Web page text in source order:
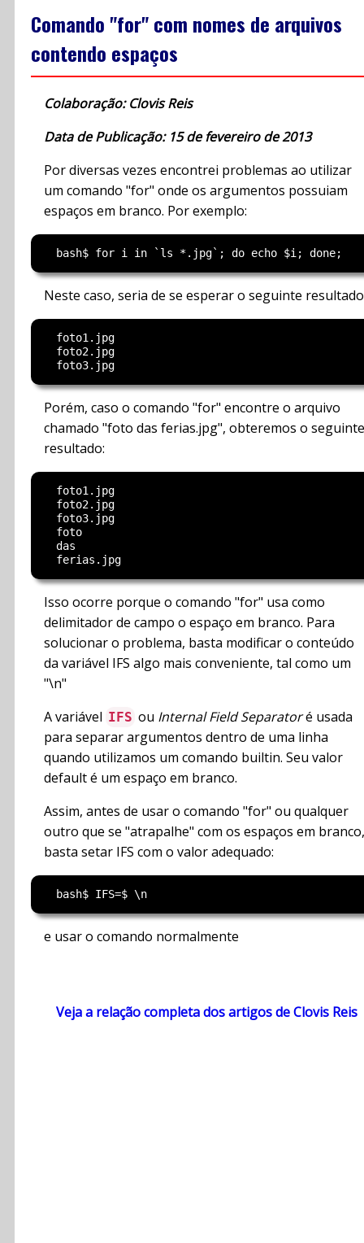
Comando "for" com nomes de arquivos
contendo espaços
Colaboração: Clovis Reis
Data de Publicação: 15 de fevereiro de 2013
Por diversas vezes encontrei problemas ao utilizar
um comando "for" onde os argumentos possuiam
espaços em branco. Por exemplo:
Neste caso, seria de se esperar o seguinte
  foto1.jpg
  foto2.jpg
Porém, caso o comando "for" encontre o arquivo
chamado "foto das ferias.jpg", obteremos o seguinte
resultado:
  foto1.jpg
  foto2.jpg
  foto3.jpg
  foto
  das
Isso ocorre porque o comando "for" usa como
delimitador de campo o espaço em branco. Para
solucionar o problema, basta modificar o conteúdo
da variável IFS algo mais conveniente, tal como um
"\n"
A variável IFS ou Internal Field Separatoré usada
para separar argumentos dentro de uma linha
quando utilizamos um comando builtin. Seu valor
default é um espaço em branco.
Assim, antes de usar o comando "for" ou qualquer
outro que se "atrapalhe" com os espaços em branco,
basta setar IFS com o valor adequado:
e usar o comando normalmente
Veja a relação completa dos artigos de Clovis Reis